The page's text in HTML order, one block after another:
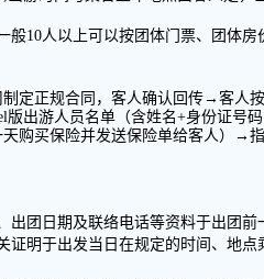
般10人以上可以按团体门票、团体房
定正规合同，客人确认回传→客人
版出游人员名单（含姓名+身份证号
天购买保险并发送保险单给客人）→
出团日期及联络电话等资料于出团前
证明于出发当日在规定的时间、地点